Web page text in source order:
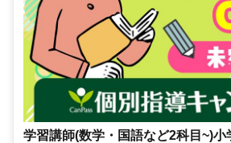
学習講師(数学・国語など2科目~)小